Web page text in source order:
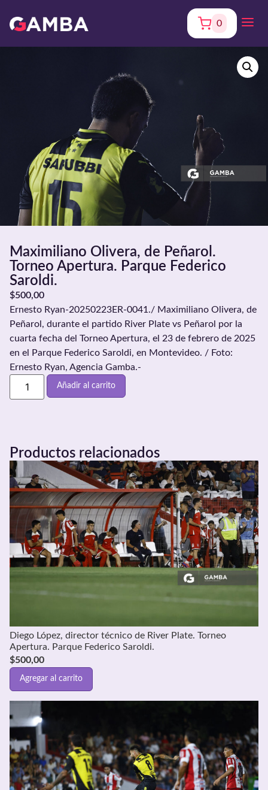
0
Maximiliano Olivera, de Peñarol.
Torneo Apertura. Parque Federico
Saroldi.
$500,00
Ernesto Ryan-20250223ER-0041./ Maximiliano Olivera, de
Peñarol, durante el partido River Plate vs Peñarol por la
cuarta fecha del Torneo Apertura, el 23 de febrero de 2025
en el Parque Federico Saroldi, en Montevideo. / Foto:
Ernesto Ryan, Agencia Gamba.-
Añadir al carrito
Productos relacionados
Diego López, director técnico de River Plate. Torneo
Apertura. Parque Federico Saroldi.
$500,00
Agregar al carrito